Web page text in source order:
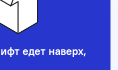
едет наверх,